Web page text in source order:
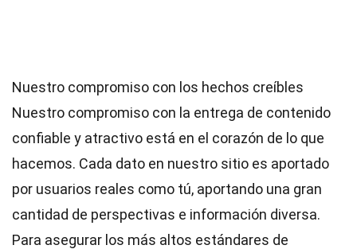
Nuestro compromiso con los hechos creíbles
Nuestro compromiso con la entrega de contenido
confiable y atractivo está en el corazón de lo que
hacemos. Cada dato en nuestro sitio es aportado
por usuarios reales como tú, aportando una gran
cantidad de perspectivas e información diversa.
Para asegurar los más altos estándares de